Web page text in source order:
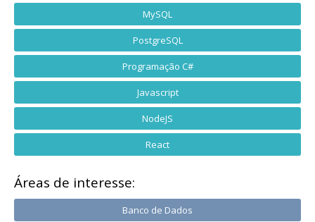
MySQL
PostgreSQL
Programação C#
Javascript
NodeJS
React
Áreas de interesse:
Banco de Dados